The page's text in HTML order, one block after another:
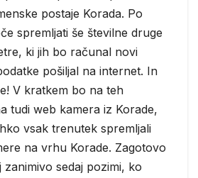
postaje Korada. Po
spremljati še številne druge
ki jih bo računal novi
pošiljal na internet. In
V kratkem bo na teh
tudi web kamera iz Korade,
vsak trenutek spremljali
na vrhu Korade. Zagotovo
sedaj pozimi, ko